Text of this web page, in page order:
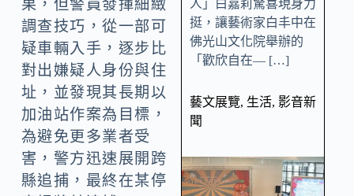
果，但警員發揮細緻
調查技巧，從一部可
疑車輛入手，逐步比
對出嫌疑人身份與住
址，並發現其長期以
加油站作案為目標，
為避免更多業者受
害，警方迅速展開跨
縣追捕，最終在某停
人」白嘉莉驚喜現身力
挺，讓藝術家白丰中在
佛光山文化院舉辦的
「歡欣自在— […]
藝文展覽, 生活, 影音新
聞